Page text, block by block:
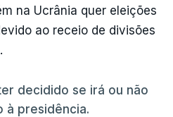
na Ucrânia quer eleições
ao receio de divisões
decidido se irá ou não
à presidência.